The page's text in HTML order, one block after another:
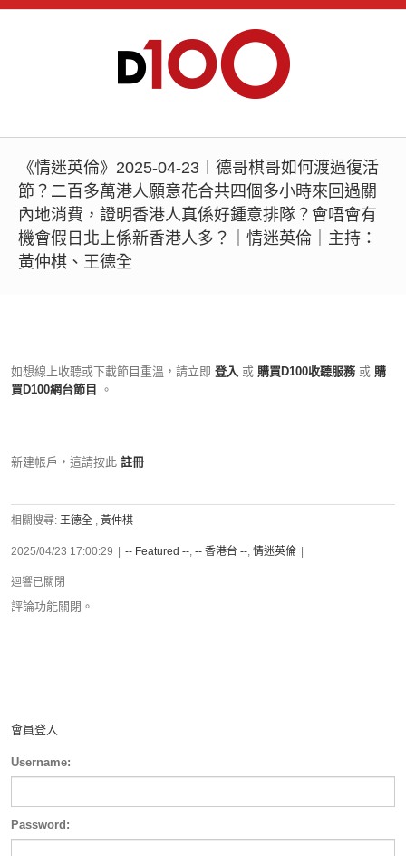
《情迷英倫》2025-04-23︱德哥棋哥如何渡過復活
節？二百多萬港人願意花合共四個多小時來回過關
內地消費，證明香港人真係好鍾意排隊？會唔會有
機會假日北上係新香港人多？｜情迷英倫｜主持：
黃仲棋、王德全
如想線上收聽或下載節目重溫，請立即 登入 或 購買D100收聽服務 或 購
買D100網台節目
。
新建帳戶，這請按此 註冊
相關搜尋: 王德全 , 黃仲棋
2025/04/23 17:00:29 -- Featured --, -- 香港台 --, 情迷英倫
迴響已關閉
評論功能關閉。
會員登入
Username:
Password: